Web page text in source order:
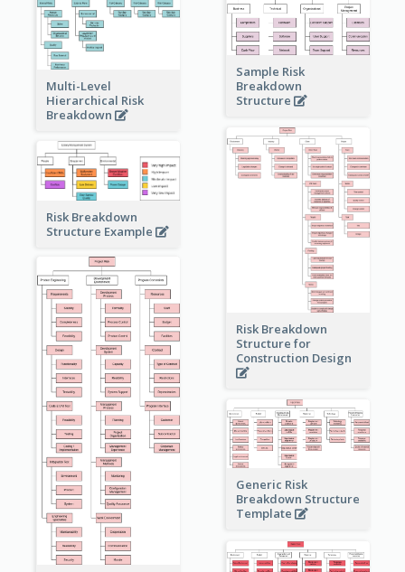
Multi-Level
Hierarchical Risk
Breakdown
Sample Risk
Breakdown
Structure
Risk Breakdown
Structure for
Construction Design
Risk Breakdown
Structure Example
Generic Risk
Breakdown Structure
Template